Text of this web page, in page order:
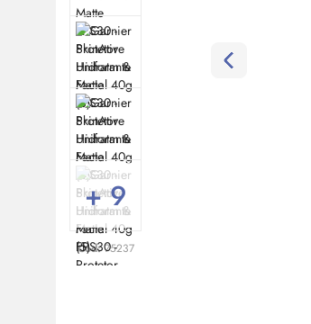
+ 9
Cod:75237